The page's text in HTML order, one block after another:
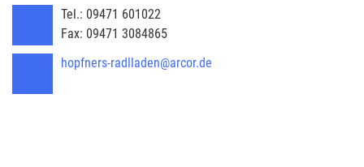
Tel.: 09471 601022
Fax: 09471 3084865
hopfners-radlladen@arcor.de